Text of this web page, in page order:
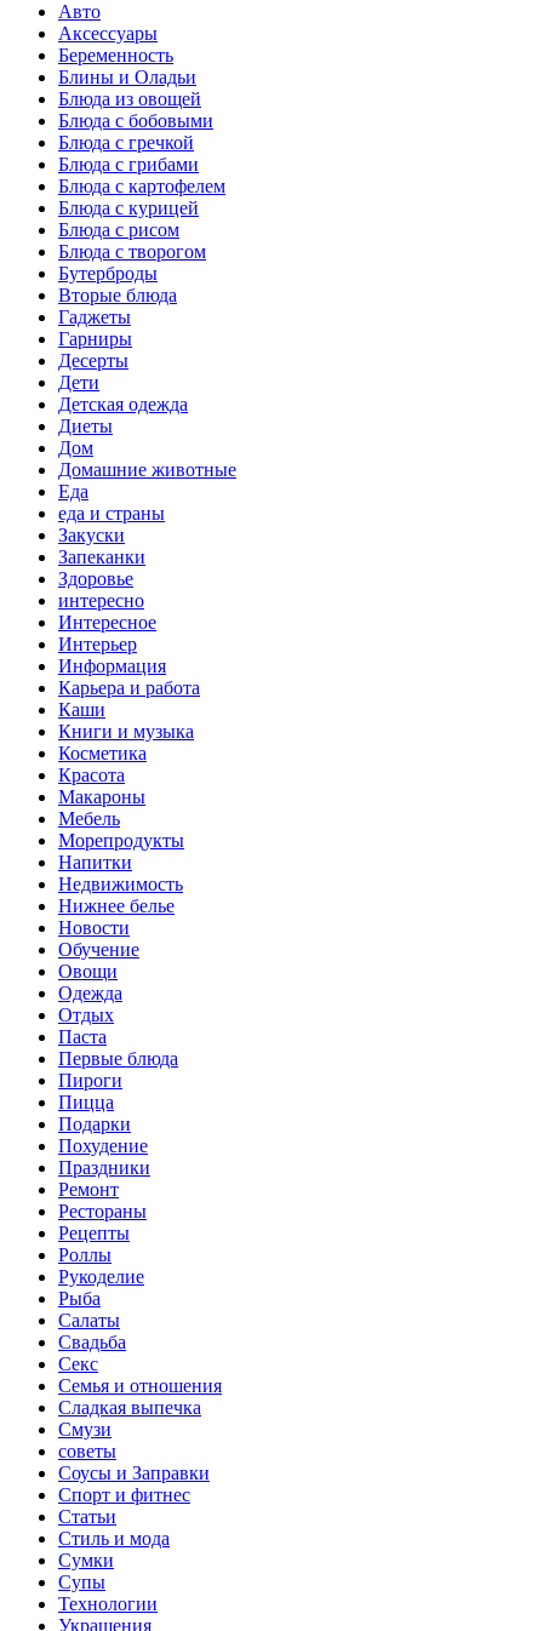
Авто
Аксессуары
Беременность
Блины и Оладьи
Блюда из овощей
Блюда с бобовыми
Блюда с гречкой
Блюда с грибами
Блюда с картофелем
Блюда с курицей
Блюда с рисом
Блюда с творогом
Бутерброды
Вторые блюда
Гаджеты
Гарниры
Десерты
Дети
Детская одежда
Диеты
Дом
Домашние животные
Еда
еда и страны
Закуски
Запеканки
Здоровье
интересно
Интересное
Интерьер
Информация
Карьера и работа
Каши
Книги и музыка
Косметика
Красота
Макароны
Мебель
Морепродукты
Напитки
Недвижимость
Нижнее белье
Новости
Обучение
Овощи
Одежда
Отдых
Паста
Первые блюда
Пироги
Пицца
Подарки
Похудение
Праздники
Ремонт
Рестораны
Рецепты
Роллы
Рукоделие
Рыба
Салаты
Свадьба
Секс
Семья и отношения
Сладкая выпечка
Смузи
советы
Соусы и Заправки
Спорт и фитнес
Статьи
Стиль и мода
Сумки
Супы
Технологии
Украшения